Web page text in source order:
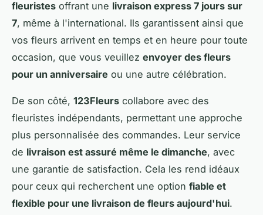
fleuristes offrant une livraison express 7 jours sur
7, même à l'international. Ils garantissent ainsi que
vos fleurs arrivent en temps et en heure pour toute
occasion, que vous veuillez envoyer des fleurs
pour un anniversaire ou une autre célébration.
De son côté, 123Fleurs collabore avec des
fleuristes indépendants, permettant une approche
plus personnalisée des commandes. Leur service
de livraison est assuré même le dimanche, avec
une garantie de satisfaction. Cela les rend idéaux
pour ceux qui recherchent une option fiable et
flexible pour une livraison de fleurs aujourd'hui.